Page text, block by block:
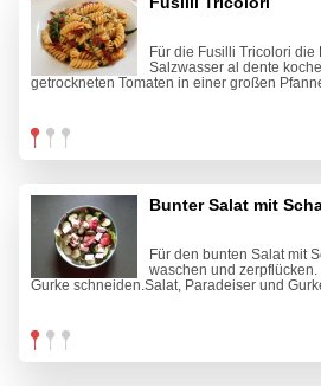
Für die Fusilli Tricolori die
Salzwasser al dente
getrockneten Tomaten in einer großen
Bunter Salat mit
Für den bunten Salat mit
waschen und zerpflücken.
Gurke schneiden.Salat, Paradeiser und